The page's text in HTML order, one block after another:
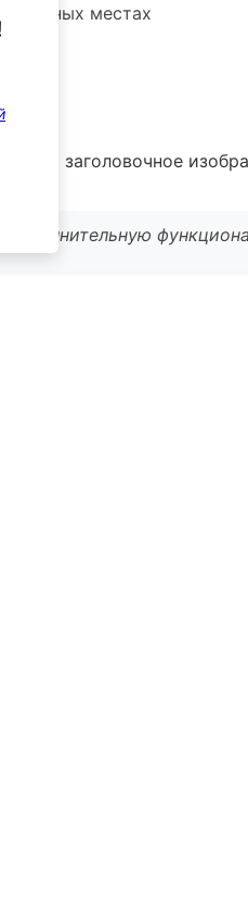
в разных местах
когда заголовочное
дополнительную